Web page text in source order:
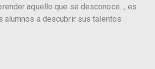
aquello que se desconoce..., es
alumnos a descubrir sus talentos